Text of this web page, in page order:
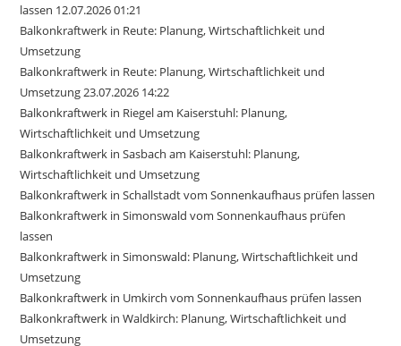
lassen 12.07.2026 01:21
Balkonkraftwerk in Reute: Planung, Wirtschaftlichkeit und
Umsetzung
Balkonkraftwerk in Reute: Planung, Wirtschaftlichkeit und
Umsetzung 23.07.2026 14:22
Balkonkraftwerk in Riegel am Kaiserstuhl: Planung,
Wirtschaftlichkeit und Umsetzung
Balkonkraftwerk in Sasbach am Kaiserstuhl: Planung,
Wirtschaftlichkeit und Umsetzung
Balkonkraftwerk in Schallstadt vom Sonnenkaufhaus prüfen lassen
Balkonkraftwerk in Simonswald vom Sonnenkaufhaus prüfen
lassen
Balkonkraftwerk in Simonswald: Planung, Wirtschaftlichkeit und
Umsetzung
Balkonkraftwerk in Umkirch vom Sonnenkaufhaus prüfen lassen
Balkonkraftwerk in Waldkirch: Planung, Wirtschaftlichkeit und
Umsetzung